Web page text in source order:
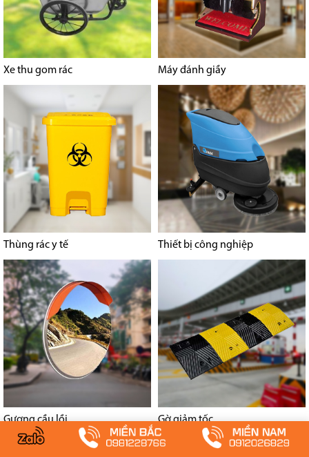
Xe thu gom rác Máy đánh giầy
Thùng rác y tế Thiết bị công nghiệp
Gương cầu lồi Gờ giảm tốc